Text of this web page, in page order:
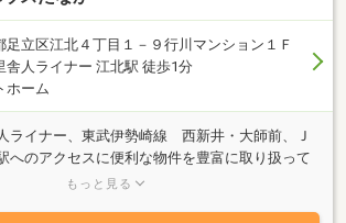
足立区江北４丁目１－９行川マンション１Ｆ
舎人ライナー 江北駅 徒歩1分
ホーム
ライナー、東武伊勢崎線 西新井・大師前、Ｊ
へのアクセスに便利な物件を豊富に取り扱って
たい」「買いたい」「借りたい」 ご希望の
もっと見る